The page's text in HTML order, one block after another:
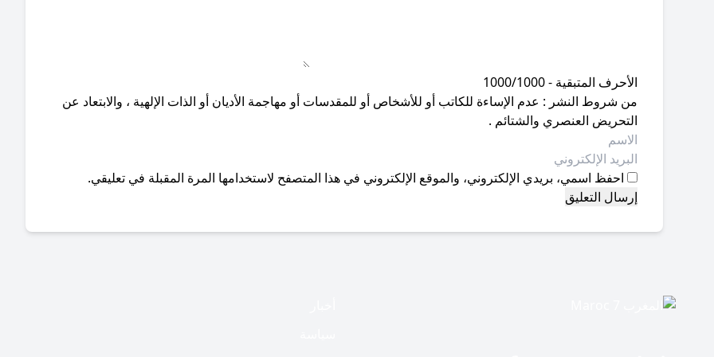
الأحرف المتبقية - 1000/1000
من شروط النشر : عدم الإساءة للكاتب أو للأشخاص أو للمقدسات أو مهاجمة الأديان أو الذات الإلهية ، والابتعاد عن
التحريض العنصري والشتائم .
احفظ اسمي، بريدي الإلكتروني، والموقع الإلكتروني في هذا المتصفح لاستخدامها المرة المقبلة في تعليقي.